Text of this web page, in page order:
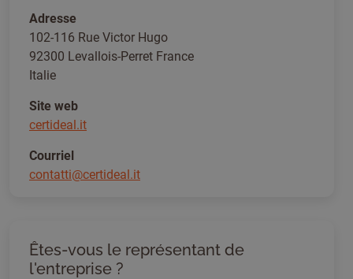
contrôle avant d'être vendus. Cela nous permet
d'offrir une garantie de 24 mois.
Adresse
102-116 Rue Victor Hugo
92300 Levallois-Perret France
Italie
Site web
certideal.it
Courriel
contatti@certideal.it
Êtes-vous le représentant de
l'entreprise ?